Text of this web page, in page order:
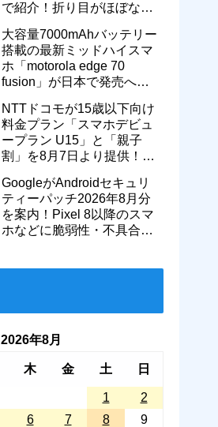
で紹介！折り目がほぼない
ト】
大容量7000mAhバッテリー
搭載の最新ミッドハイスマ
ホ「motorola edge 70
fusion」が日本で発売へ！
過
NTTドコモが15歳以下向け
料金プラン「スマホデビュ
ープラン U15」と「親子
割」を8月7日より提供！親
550円割引に
GoogleがAndroidセキュリ
ティーパッチ2026年8月分
を案内！Pixel 8以降のスマ
ホなどに脆弱性・不具合の
2026年8月
木 金 土 日
1
2
6 7 8 9